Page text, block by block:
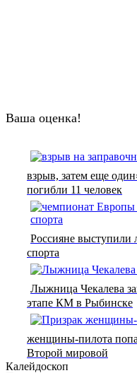
Ваша оценка!
взрыв, затем еще
погибли 11 человек
Россияне выступили
спорта
Лыжница Чекалева
этапе КМ в Рыбинске
женщины-пилота
Второй мировой
Калейдоскоп